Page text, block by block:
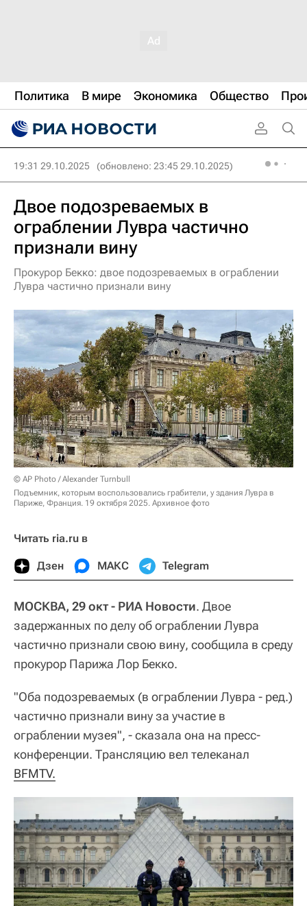
Политика В мире Экономика Общество
19:31 29.10.2025 (обновлено: 23:45 29.10.2025)
Двое подозреваемых в
ограблении Лувра частично
признали вину
Прокурор Бекко: двое подозреваемых в ограблении
Лувра частично признали вину
© AP Photo / Alexander Turnbull
Подъемник, которым воспользовались грабители, у здания Лувра в
Париже, Франция. 19 октября 2025. Архивное фото
Читать ria.ru в
Дзен МАКС Telegram
МОСКВА, 29 окт - РИА Новости. Двое
задержанных по делу об ограблении Лувра
частично признали свою вину, сообщила в среду
прокурор Парижа Лор Бекко.
"Оба подозреваемых (в ограблении Лувра - ред.)
частично признали вину за участие в
ограблении музея", - сказала она на пресс-
конференции. Трансляцию вел телеканал
BFMTV.